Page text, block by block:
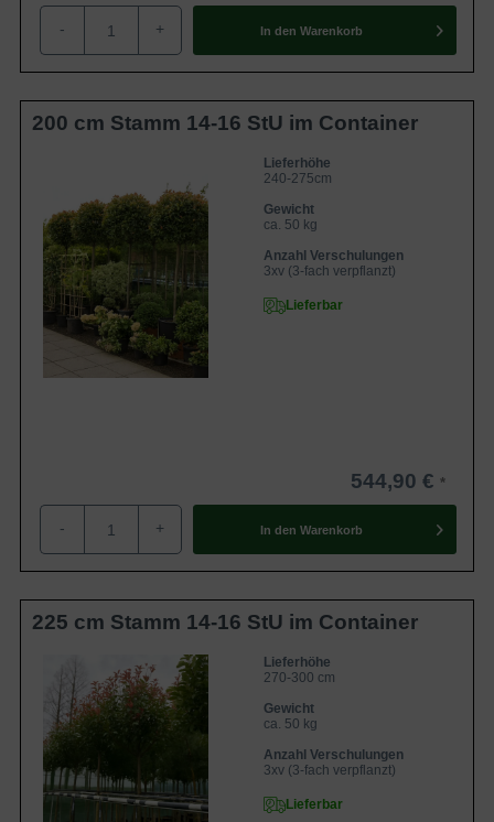
- + In den Warenkorb
200 cm Stamm 14-16 StU im Container
Lieferhöhe
240-275cm
Gewicht
ca. 50 kg
Anzahl Verschulungen
3xv (3-fach verpflanzt)
Lieferbar
544,90 €
- + In den Warenkorb
225 cm Stamm 14-16 StU im Container
Lieferhöhe
270-300 cm
Gewicht
ca. 50 kg
Anzahl Verschulungen
3xv (3-fach verpflanzt)
Lieferbar